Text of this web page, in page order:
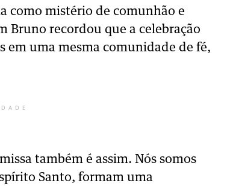
como mistério de comunhão e
Bruno recordou que a celebração
em uma mesma comunidade de fé,
também é assim. Nós somos
Santo, formam uma